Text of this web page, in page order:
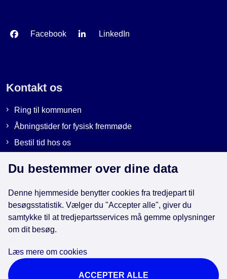
Facebook LinkedIn
Kontakt os
Ring til kommunen
Åbningstider for fysisk fremmøde
Bestil tid hos os
Genveje
EAN-numre i kommunen
Cookies
Du bestemmer over dine data
Denne hjemmeside benytter cookies fra tredjepart til
besøgsstatistik. Vælger du "Accepter alle", giver du
samtykke til at tredjepartsservices må gemme oplysninger
om dit besøg.
Læs mere om cookies
ACCEPTER ALLE